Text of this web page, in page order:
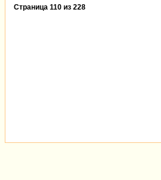
Страница 110 из 228